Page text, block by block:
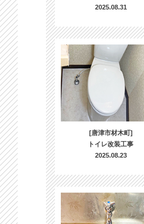
2025.08.31
[唐津市材木町]
トイレ改装工事
2025.08.23